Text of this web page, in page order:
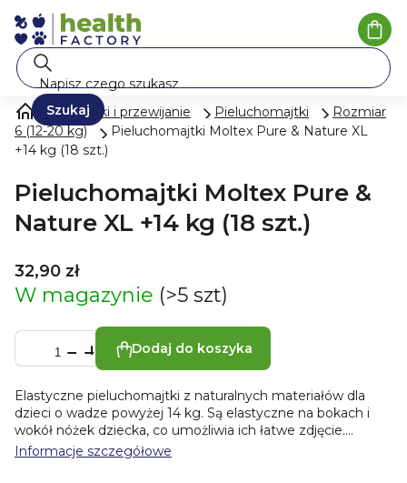
Przejść
do
treści
Szukaj
Pieluszki i przewijanie Pieluchomajtki
Rozmiar
6 (12-20 kg)
Pieluchomajtki Moltex Pure & Nature XL
+14 kg (18 szt.)
Pieluchomajtki Moltex Pure &
Nature XL +14 kg (18 szt.)
32,90 zł
W magazynie (>5 szt)
Dodaj do koszyka
Elastyczne pieluchomajtki z naturalnych materiałów dla
dzieci o wadze powyżej 14 kg. Są elastyczne na bokach i
wokół nóżek dziecka, co umożliwia ich łatwe zdjęcie.
Idealne dla dzieci uczących się korzystania z nocnika.
Informacje szczegółowe